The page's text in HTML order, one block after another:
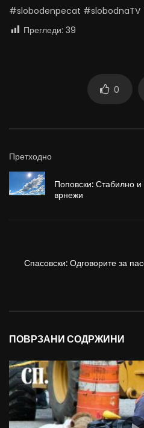
#slobodenpecat #slobodnaTV
Прегледи: 39
0
Претходно
Поповски: Стабилно и
врнежи
Спасовски: Одговорите за
ПОВРЗАНИ СОДРЖИНИ